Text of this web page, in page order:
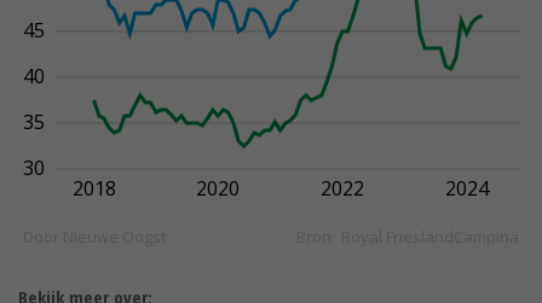
Bekijk meer over: